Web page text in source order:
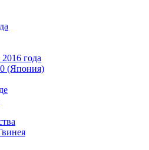
года
(Япония)